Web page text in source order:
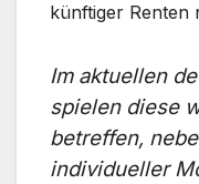
künftiger Renten
Im aktuellen
spielen diese
betreffen,
individueller